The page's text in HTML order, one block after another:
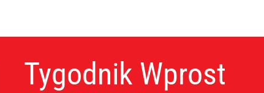
Tygodnik Wprost